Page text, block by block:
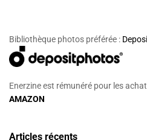
Bibliothèque photos préférée :
Enerzine est rémunéré pour les
AMAZON
Articles récents